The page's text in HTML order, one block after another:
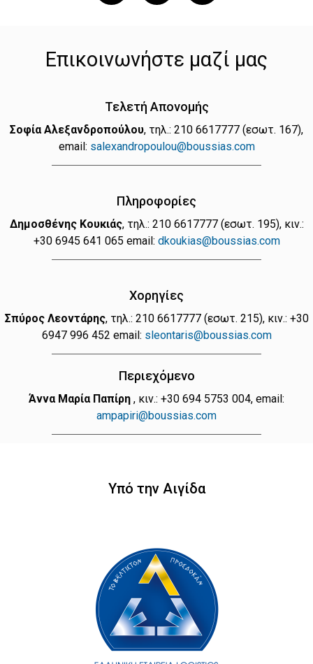
Επικοινωνήστε μαζί μας
Τελετή Απονομής
Σοφία Αλεξανδροπούλου, τηλ.: 210 6617777 (εσωτ. 167),
email: salexandropoulou@boussias.com
Πληροφορίες
Δημοσθένης Κουκιάς, τηλ.: 210 6617777 (εσωτ. 195), κιν.:
+30 6945 641 065 email: dkoukias@boussias.com
Χορηγίες
Σπύρος Λεοντάρης, τηλ.: 210 6617777 (εσωτ. 215), κιν.: +30
6947 996 452 email: sleontaris@boussias.com
Περιεχόμενο
Άννα Μαρία Παπίρη , κιν.: +30 694 5753 004, email:
ampapiri@boussias.com
Υπό την Αιγίδα